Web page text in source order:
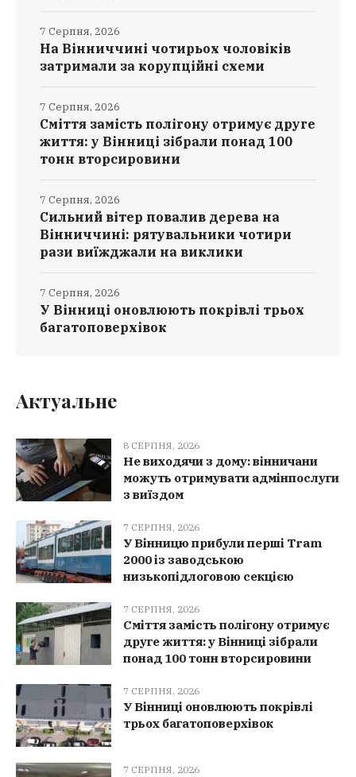
На Вінниччині чотирьох чоловіків
затримали за корупційні схеми
7 Серпня, 2026
Сміття замість полігону отримує друге
життя: у Вінниці зібрали понад 100
тонн вторсировини
7 Серпня, 2026
Сильний вітер повалив дерева на
Вінниччині: рятувальники чотири
рази виїжджали на виклики
7 Серпня, 2026
У Вінниці оновлюють покрівлі трьох
багатоповерхівок
7 Серпня, 2026
Актуальне
8 СЕРПНЯ, 2026
Не виходячи з дому: вінничани
можуть отримувати адмінпослуги
з виїздом
7 СЕРПНЯ, 2026
У Вінницю прибули перші Tram
2000 із заводською
низькопідлоговою секцією
7 СЕРПНЯ, 2026
Сміття замість полігону отримує
друге життя: у Вінниці зібрали
понад 100 тонн вторсировини
7 СЕРПНЯ, 2026
У Вінниці оновлюють покрівлі
трьох багатоповерхівок
7 СЕРПНЯ, 2026